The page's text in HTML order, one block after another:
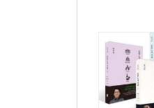
10. 인간은 이
- 해설을 먼저 읽
- 다윈과 월리
- 다윈주의는 진